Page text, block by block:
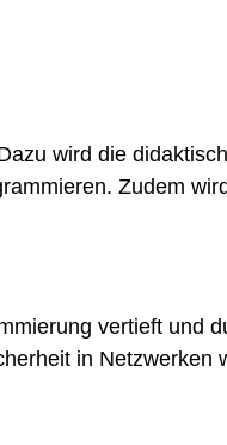
wird die
Zudem
vertieft und
in Netzwerken